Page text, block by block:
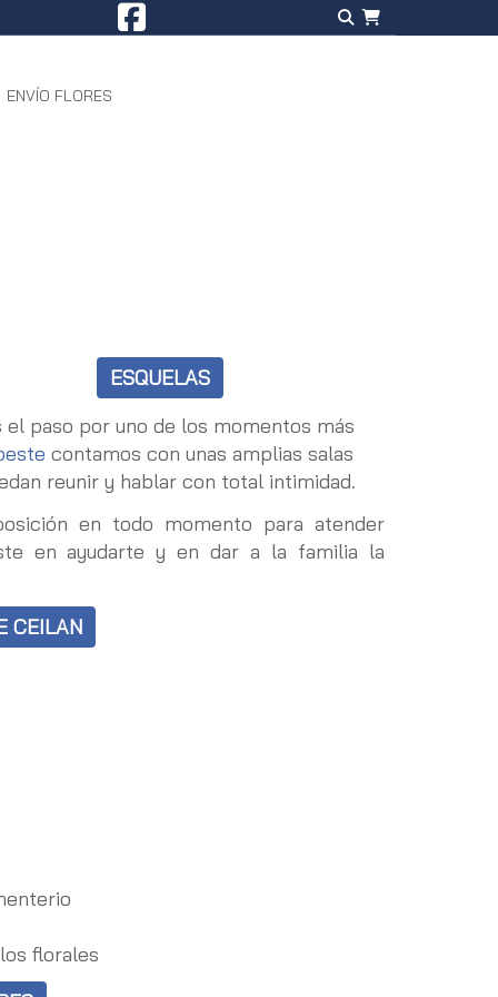
ENVÍO FLORES
ESQUELAS
paso por uno de los momentos más
contamos con unas amplias salas
reunir y hablar con total intimidad.
en todo momento para atender
en ayudarte y en dar a la familia la
CEILAN
florales